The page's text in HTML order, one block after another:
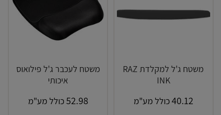
משטח ג'ל למקלדת RAZ
INK
40.12כולל מע"מ
משטח לעכבר ג'ל פילואוס
איכותי
52.98כולל מע"מ